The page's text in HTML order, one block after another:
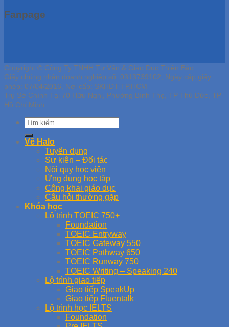
Fanpage
Copyright © Công Ty TNHH Tư Vấn & Giáo Dục Thiên Bảo
Giấy chứng nhận doanh nghiệp số: 0313739102, Ngày cấp giấy
phép: 07/04/2016, Nơi cấp: SKHDT TP.HCM
Trụ Sở Chính Tại 70 Hữu Nghị, Phường Bình Thọ, TP Thủ Đức, TP
Hồ Chí Minh
Về Halo
Tuyển dụng
Sự kiện – Đối tác
Nội quy học viên
Ứng dụng học tập
Công khai giáo dục
Câu hỏi thường gặp
Khóa học
Lộ trình TOEIC 750+
Foundation
TOEIC Entryway
TOEIC Gateway 550
TOEIC Pathway 650
TOEIC Runway 750
TOEIC Writing – Speaking 240
Lộ trình giao tiếp
Giao tiếp SpeakUp
Giao tiếp Fluentalk
Lộ trình học IELTS
Foundation